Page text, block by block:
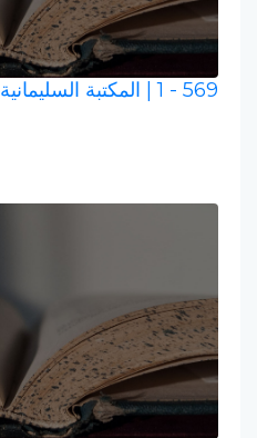
569 - 1 | المكتبة السليمانية